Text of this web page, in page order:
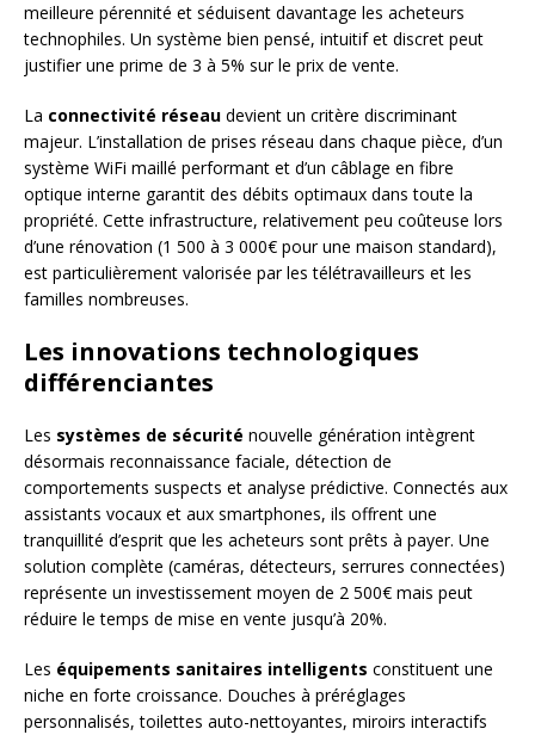
meilleure pérennité et séduisent davantage les acheteurs
technophiles. Un système bien pensé, intuitif et discret peut
justifier une prime de 3 à 5% sur le prix de vente.
La connectivité réseau devient un critère discriminant
majeur. L’installation de prises réseau dans chaque pièce, d’un
système WiFi maillé performant et d’un câblage en fibre
optique interne garantit des débits optimaux dans toute la
propriété. Cette infrastructure, relativement peu coûteuse lors
d’une rénovation (1 500 à 3 000€ pour une maison standard),
est particulièrement valorisée par les télétravailleurs et les
familles nombreuses.
Les innovations technologiques
différenciantes
Les systèmes de sécurité nouvelle génération intègrent
désormais reconnaissance faciale, détection de
comportements suspects et analyse prédictive. Connectés aux
assistants vocaux et aux smartphones, ils offrent une
tranquillité d’esprit que les acheteurs sont prêts à payer. Une
solution complète (caméras, détecteurs, serrures connectées)
représente un investissement moyen de 2 500€ mais peut
réduire le temps de mise en vente jusqu’à 20%.
Les équipements sanitaires intelligents constituent une
niche en forte croissance. Douches à préréglages
personnalisés, toilettes auto-nettoyantes, miroirs interactifs